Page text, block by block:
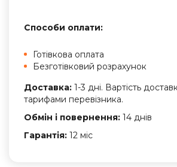
Способи оплати:
Готівкова оплата
Безготівковий розрахунок
Доставка: 1-3 дні. Вартість
тарифами перевізника.
Обмін і повернення: 14 днів
Гарантія: 12 міс